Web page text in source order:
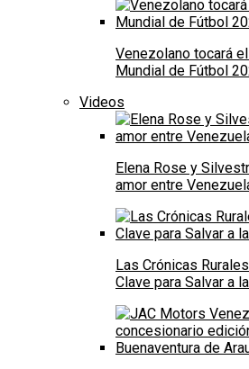
Venezolano tocará
Mundial de Fútbol
Videos
Elena Rose y
amor entre
Las Crónicas
Clave para Salvar a